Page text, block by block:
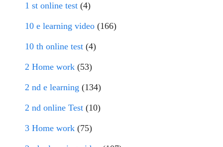
1 st online test (4)
10 e learning video (166)
10 th online test (4)
2 Home work (53)
2 nd e learning (134)
2 nd online Test (10)
3 Home work (75)